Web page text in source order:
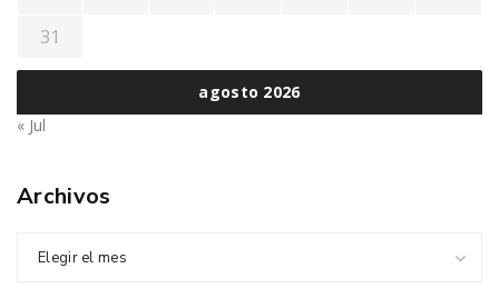
agosto 2026
31
« Jul
Archivos
Elegir el mes